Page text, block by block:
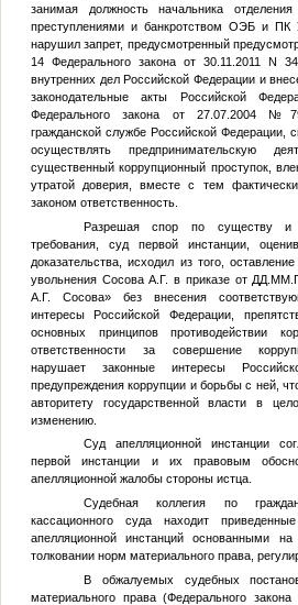
занимая должность начальника
преступлениями и банкротством ОЭБ и
нарушил запрет, предусмотренный
14 Федерального закона от 30.11.2011 N
внутренних дел Российской Федерации и
законодательные акты Российской
Федерального закона от 27.07.2004
гражданской службе Российской Федерации,
осуществлять предпринимательскую
существенный коррупционный проступок,
утратой доверия, вместе с тем
законом ответственность.
Разрешая спор по существу и
требования, суд первой инстанции,
доказательства, исходил из того,
увольнения Сосова А.Г. в приказе от
А.Г. Сосова» без внесения
интересы Российской Федерации,
основных принципов противодействии
ответственности за совершение
нарушает законные интересы
предупреждения коррупции и борьбы с ней,
авторитету государственной власти в
изменению.
Суд апелляционной инстанции
первой инстанции и их правовым
апелляционной жалобы стороны истца.
Судебная коллегия по
кассационного суда находит
апелляционной инстанций основанными
толковании норм материального права,
В обжалуемых судебных
материального права (Федерального